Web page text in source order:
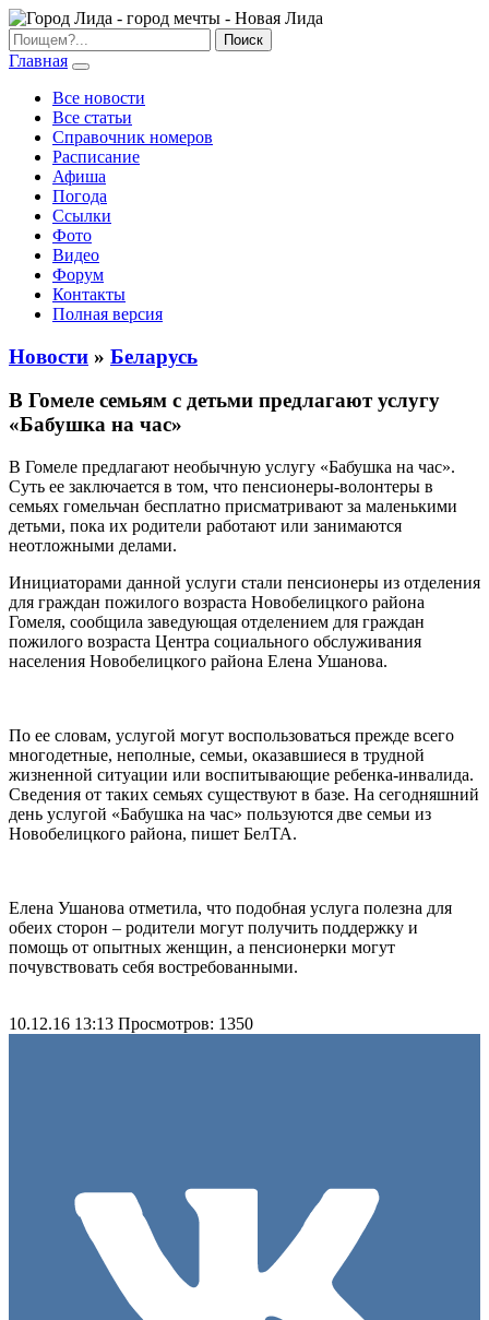
Главная
Все новости
Все статьи
Справочник номеров
Расписание
Афиша
Погода
Ссылки
Фото
Видео
Форум
Контакты
Полная версия
Новости » Беларусь
В Гомеле семьям с детьми предлагают услугу
«Бабушка на час»
В Гомеле предлагают необычную услугу «Бабушка на час».
Суть ее заключается в том, что пенсионеры-волонтеры в
семьях гомельчан бесплатно присматривают за маленькими
детьми, пока их родители работают или занимаются
неотложными делами.
Инициаторами данной услуги стали пенсионеры из отделения
для граждан пожилого возраста Новобелицкого района
Гомеля, сообщила заведующая отделением для граждан
пожилого возраста Центра социального обслуживания
населения Новобелицкого района Елена Ушанова.
По ее словам, услугой могут воспользоваться прежде всего
многодетные, неполные, семьи, оказавшиеся в трудной
жизненной ситуации или воспитывающие ребенка-инвалида.
Сведения от таких семьях существуют в базе. На сегодняшний
день услугой «Бабушка на час» пользуются две семьи из
Новобелицкого района, пишет БелТА.
Елена Ушанова отметила, что подобная услуга полезна для
обеих сторон – родители могут получить поддержку и
помощь от опытных женщин, а пенсионерки могут
почувствовать себя востребованными.
10.12.16 13:13 Просмотров: 1350